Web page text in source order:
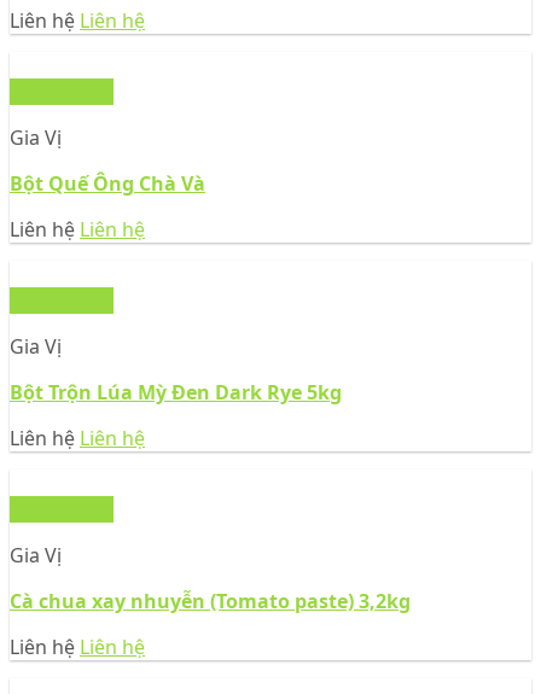
Liên hệ Liên hệ
Gia Vị
Bột Quế Ông Chà Và
Liên hệ Liên hệ
Gia Vị
Bột Trộn Lúa Mỳ Đen Dark Rye 5kg
Liên hệ Liên hệ
Gia Vị
Cà chua xay nhuyễn (Tomato paste) 3,2kg
Liên hệ Liên hệ